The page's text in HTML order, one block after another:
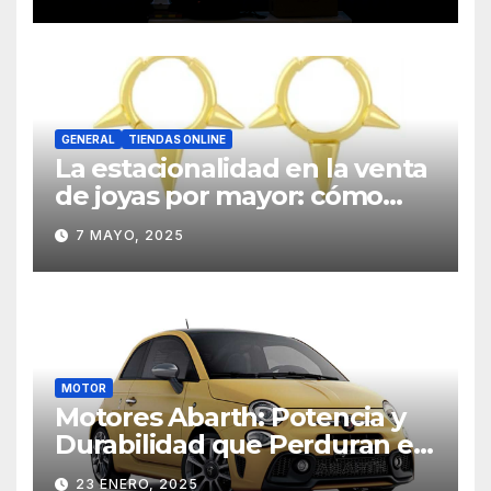
GENERAL TIENDAS ONLINE
La estacionalidad en la venta
de joyas por mayor: cómo
planificar estratégicamente
7 MAYO, 2025
MOTOR
Motores Abarth: Potencia y
Durabilidad que Perduran en
el Tiempo
23 ENERO, 2025